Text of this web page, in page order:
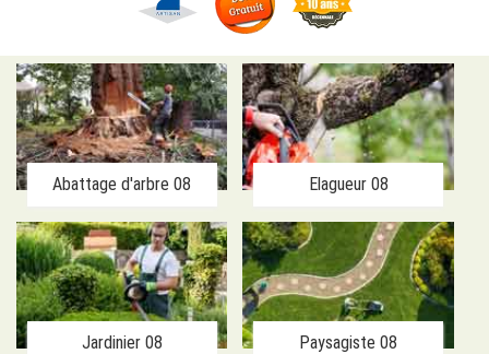
Abattage d'arbre 08 Elagueur 08
Jardinier 08 Paysagiste 08